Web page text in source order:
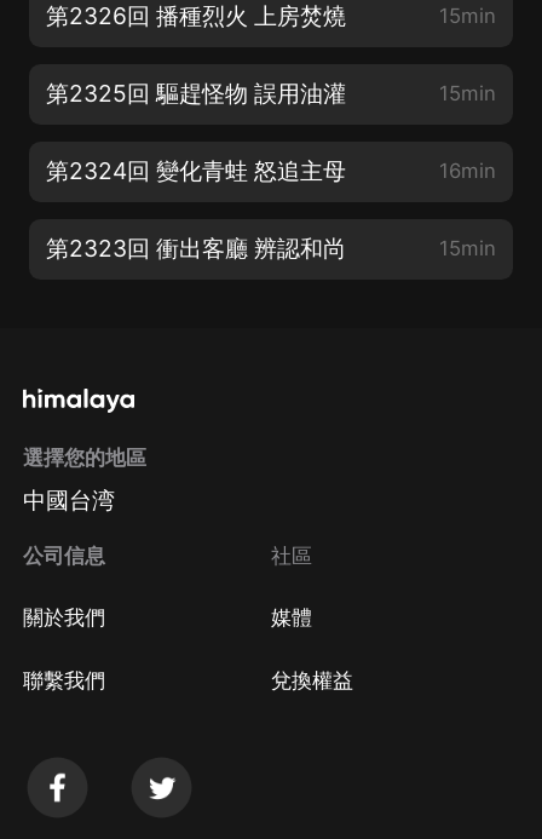
第2326回 播種烈火 上房焚燒 15min
第2325回 驅趕怪物 誤用油灌 15min
第2324回 變化青蛙 怒追主母 16min
第2323回 衝出客廳 辨認和尚 15min
選擇您的地區
中國台湾
公司信息
關於我們
聯繫我們
社區
媒體
兌換權益